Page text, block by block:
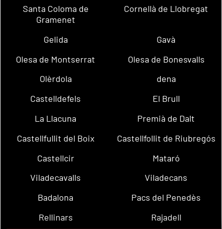
Santa Coloma de
Gramenet
Cornellà de Llobregat
Gelida
Gavà
Olesa de Montserrat
Olesa de Bonesvalls
Olèrdola
dena
Castelldefels
El Brull
La Llacuna
Premià de Dalt
Castellfullit del Boix
Castellfollit de Riubregós
Castellcir
Mataró
Viladecavalls
Viladecans
Badalona
Pacs del Penedès
Rellinars
Rajadell